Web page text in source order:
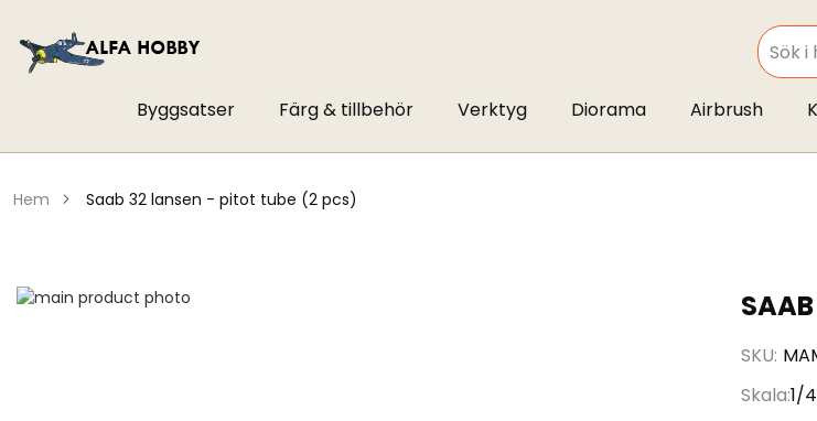
SEARCH
Byggsatser Färg & tillbehör Verktyg Diorama Airbrush
hem saab 32 lansen - pitot tube (2 pcs)
SKU
Skala1/
Hoppa